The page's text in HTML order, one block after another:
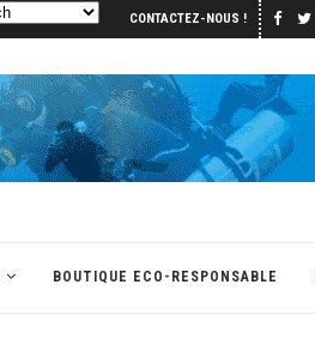
CONTACTEZ-NOUS !
BOUTIQUE ECO-RESPONSABLE